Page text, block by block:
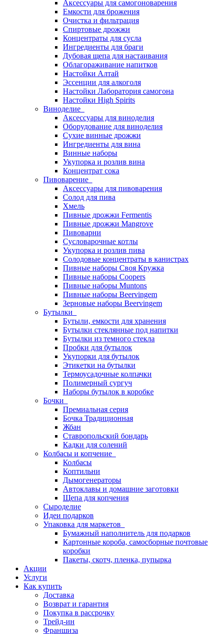
Аксессуары для самогоноварения
Емкости для брожения
Очистка и фильтрация
Спиртовые дрожжи
Концентраты для сусла
Ингредиенты для браги
Дубовая щепа для настаивания
Облагораживание напитков
Настойки Алтай
Эссенции для алкоголя
Настойки Лаборатория самогона
Настойки High Spirits
Виноделие
Аксессуары для виноделия
Оборудование для виноделия
Сухие винные дрожжи
Ингредиенты для вина
Винные наборы
Укупорка и розлив вина
Концентрат сока
Пивоварение
Аксессуары для пивоварения
Солод для пива
Хмель
Пивные дрожжи Fermentis
Пивные дрожжи Mangrove
Пивоварни
Сусловарочные котлы
Укупорка и розлив пива
Солодовые концентраты в канистрах
Пивные наборы Своя Кружка
Пивные наборы Coopers
Пивные наборы Muntons
Пивные наборы Beervingem
Зерновые наборы Beervingem
Бутылки
Бутыли, емкости для хранения
Бутылки стеклянные под напитки
Бутылки из темного стекла
Пробки для бутылок
Укупорки для бутылок
Этикетки на бутылки
Термоусадочные колпачки
Полимерный сургуч
Наборы бутылок в коробке
Бочки
Премиальная серия
Бочка Традиционная
Жбан
Ставропольский бондарь
Кадки для солений
Колбасы и копчение
Колбасы
Коптильни
Дымогенераторы
Автоклавы и домашние заготовки
Щепа для копчения
Сыроделие
Идеи подарков
Упаковка для маркетов
Бумажный наполнитель для подарков
Картонные короба, самосборные почтовые
коробки
Пакеты, скотч, пленка, пупырка
Акции
Услуги
Как купить
Доставка
Возврат и гарантия
Покупка в рассрочку
Трейд-ин
Франшиза